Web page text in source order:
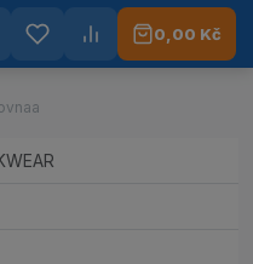
stránku
OblíbenéPorovnat
0,00 Kč